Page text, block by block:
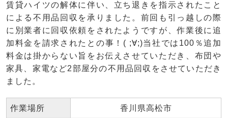
賃貸ハイツの解体に伴い、立ち退きを指示されたこと
による不用品回収を承りました。前回も引っ越しの際
に別業者に回収依頼をされたようですが、作業後に追
加料金を請求されたとの事！( ;∀;)当社では100％追加
料金は掛からない旨をお伝えさせていただき、布団や
家具、家電など2部屋分の不用品回収をさせていただき
ました。
作業場所 香川県高松市